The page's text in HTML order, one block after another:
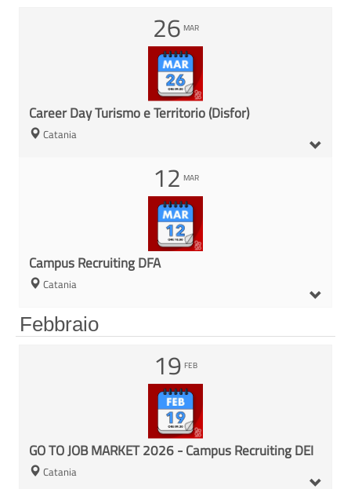
26 MAR
Career Day Turismo e Territorio (Disfor)
Catania
12 MAR
Campus Recruiting DFA
Catania
Febbraio
19 FEB
GO TO JOB MARKET 2026 - Campus Recruiting DEI
Catania